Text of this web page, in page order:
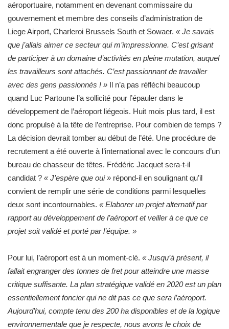
aéroportuaire, notamment en devenant commissaire du
gouvernement et membre des conseils d’administration de
Liege Airport, Charleroi Brussels South et Sowaer. « Je savais
que j’allais aimer ce secteur qui m’impressionne. C’est grisant
de participer à un domaine d’activités en pleine mutation, auquel
les travailleurs sont attachés. C’est passionnant de travailler
avec des gens passionnés ! » Il n’a pas réfléchi beaucoup
quand Luc Partoune l’a sollicité pour l’épauler dans le
développement de l’aéroport liégeois. Huit mois plus tard, il est
donc propulsé à la tête de l’entreprise. Pour combien de temps ?
La décision devrait tomber au début de l’été. Une procédure de
recrutement a été ouverte à l’international avec le concours d’un
bureau de chasseur de têtes. Frédéric Jacquet sera-t-il
candidat ? « J’espère que oui » répond-il en soulignant qu’il
convient de remplir une série de conditions parmi lesquelles
deux sont incontournables. « Elaborer un projet alternatif par
rapport au développement de l’aéroport et veiller à ce que ce
projet soit validé et porté par l’équipe. »
Pour lui, l’aéroport est à un moment-clé. « Jusqu’à présent, il
fallait engranger des tonnes de fret pour atteindre une masse
critique suffisante. La plan stratégique validé en 2020 est un plan
essentiellement foncier qui ne dit pas ce que sera l’aéroport.
Aujourd’hui, compte tenu des 200 ha disponibles et de la logique
environnementale que je respecte, nous avons le choix de